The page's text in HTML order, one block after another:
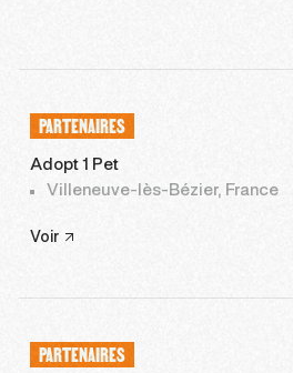
PARTENAIRES
Adopt 1 Pet
Villeneuve-lès-Bézier, France
Voir
PARTENAIRES